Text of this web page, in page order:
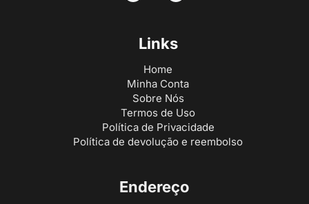
Links
Home
Minha Conta
Sobre Nós
Termos de Uso
Política de Privacidade
Política de devolução e reembolso
Endereço